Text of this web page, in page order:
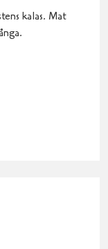
kalas. Mat